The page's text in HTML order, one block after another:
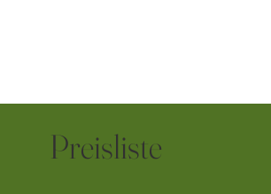
Preisliste